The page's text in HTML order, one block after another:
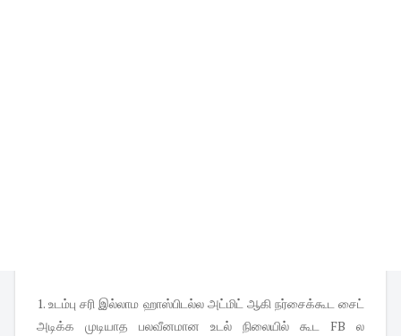
1. உடம்பு சரி இல்லாம ஹாஸ்பிடல்ல அட்மிட் ஆகி நர்சைக்கூட சைட்
அடிக்க முடியாத பலவீனமான உடல் நிலையில் கூட FB ல